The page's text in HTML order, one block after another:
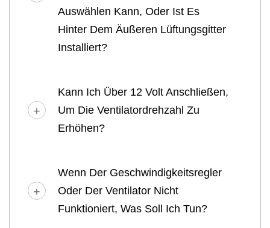
Auswählen Kann, Oder Ist Es
Hinter Dem Äußeren Lüftungsgitter
Installiert?
Kann Ich Über 12 Volt Anschließen,
Um Die Ventilatordrehzahl Zu
Erhöhen?
Wenn Der Geschwindigkeitsregler
Oder Der Ventilator Nicht
Funktioniert, Was Soll Ich Tun?